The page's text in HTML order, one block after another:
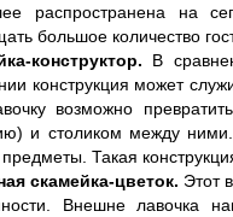
распространена на
большое количество
конструктор. В
конструкция может
возможно
и столиком между
предметы. Такая
скамейка-цветок. Этот
Внешне лавочка